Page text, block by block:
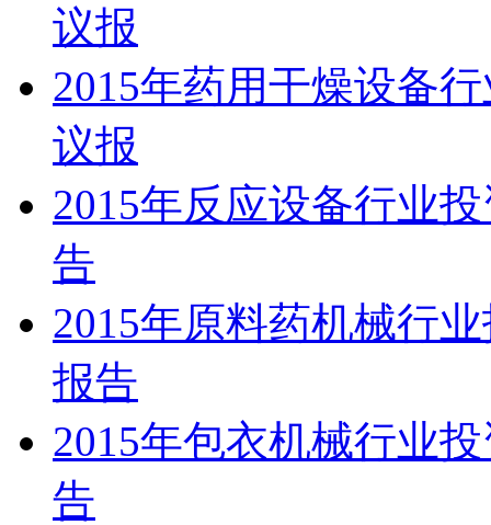
议报
2015年药用干燥设备
议报
2015年反应设备行业
告
2015年原料药机械行
报告
2015年包衣机械行业
告